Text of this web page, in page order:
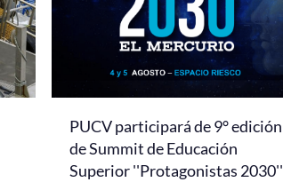
PUCV participará de 9° edición
de Summit de Educación
Superior ''Protagonistas 2030''